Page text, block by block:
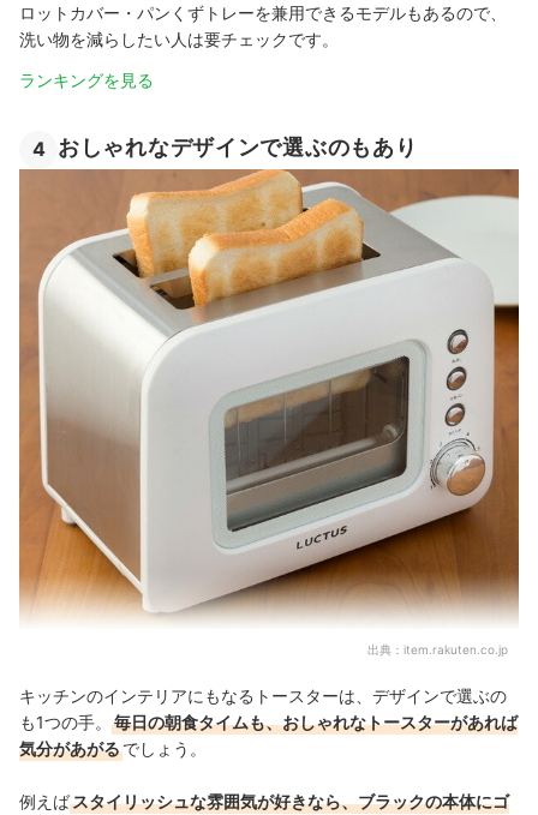
ロットカバー・パンくずトレーを兼用できるモデルもあるので、
洗い物を減らしたい人は要チェックです。
ランキングを見る
4 おしゃれなデザインで選ぶのもあり
出典： item.rakuten.co.jp
キッチンのインテリアにもなるトースターは、デザインで選ぶの
も1つの手。
毎日の朝食タイムも、おしゃれなトースターがあれば
気分があがるでしょう。
例えばスタイリッシュな雰囲気が好きなら、ブラックの本体にゴ